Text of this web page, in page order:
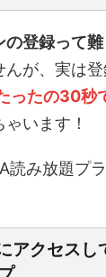
登録って難
んが、実は
ったの30秒
ゃいます！
読み放題プ
アクセス